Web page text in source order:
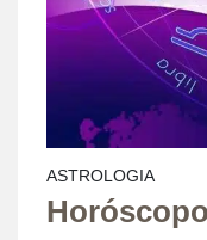
ASTROLOGIA